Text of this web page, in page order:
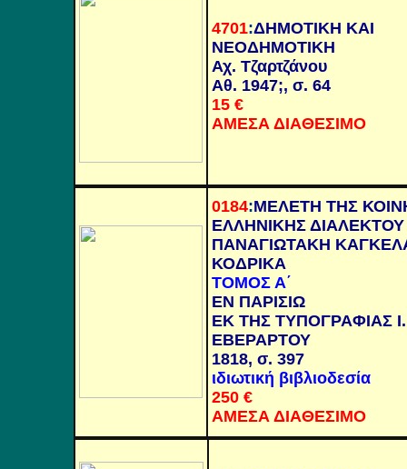
4701:ΔΗΜΟΤΙΚΗ ΚΑΙ
ΝΕΟΔΗΜΟΤΙΚΗ
Αχ. Τζαρτζάνου
Αθ. 1947;, σ. 64
15€
ΑΜΕΣΑ ΔΙΑΘΕΣΙΜΟ
0184:ΜΕΛΕΤΗ ΤΗΣ
ΕΛΛΗΝΙΚΗΣ
ΠΑΝΑΓΙΩΤΑΚΗ
ΚΟΔΡΙΚΑ
ΤΟΜΟΣ Α΄
ΕΝ ΠΑΡΙΣΙΩ
ΕΚ ΤΗΣ ΤΥΠΟΓΡΑΦΙΑΣ
ΕΒΕΡΑΡΤΟΥ
1818, σ. 397
ιδιωτική βιβλιοδεσία
250€
ΑΜΕΣΑ ΔΙΑΘΕΣΙΜΟ